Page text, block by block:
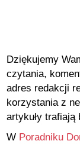
Dziękujemy
czytania,
adres redakcji
korzystania z
artykuły trafiają
W Poradniku